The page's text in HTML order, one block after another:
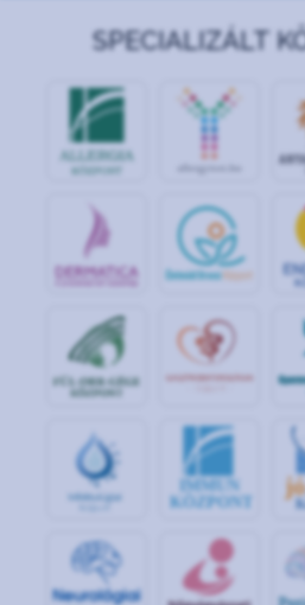
SPECIALIZÁLT
IMMUN
KÖZPONT
jó